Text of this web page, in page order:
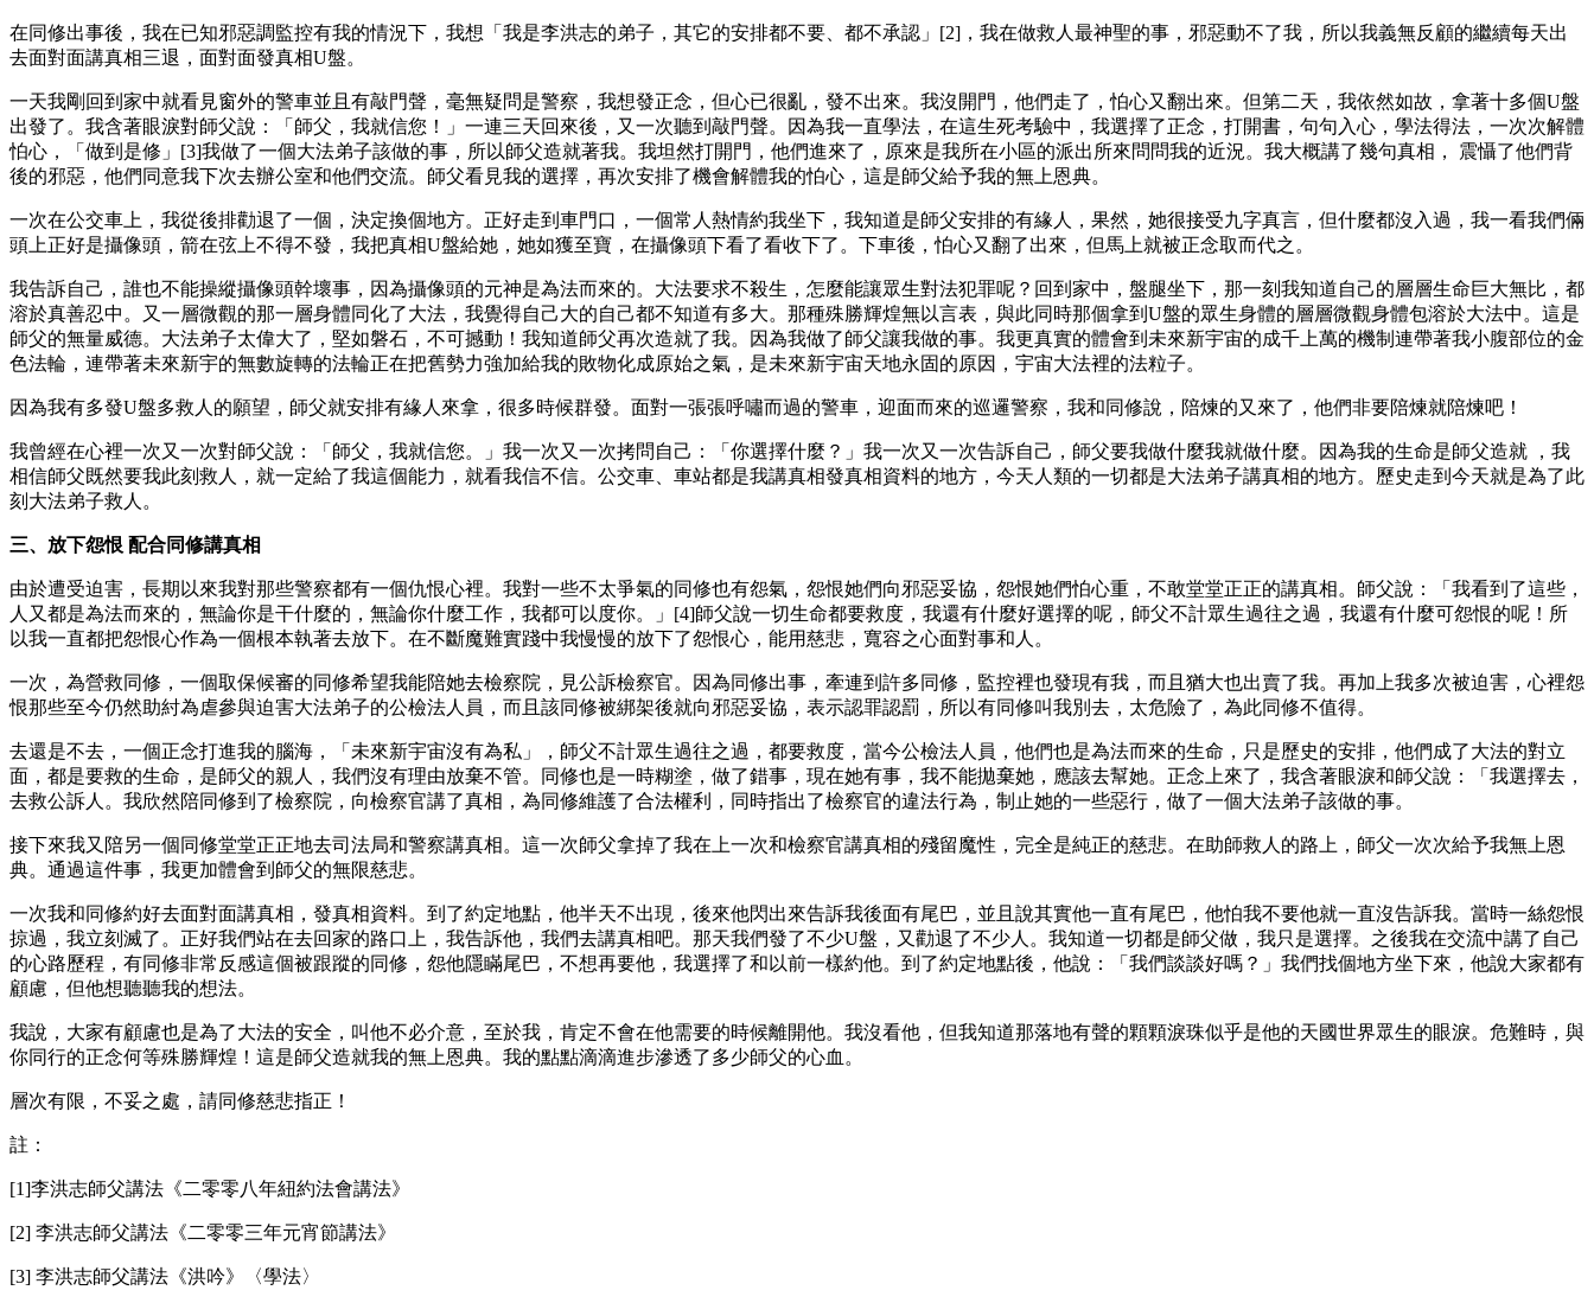
在同修出事後，我在已知邪惡調監控有我的情況下，我想「我是李洪志的弟子，其它的安排都不要、都不承認」[2]，我在做救人最神聖的事，邪惡動不了我，所以我義無反顧的繼續每天出
去面對面講真相三退，面對面發真相U盤。
一天我剛回到家中就看見窗外的警車並且有敲門聲，毫無疑問是警察，我想發正念，但心已很亂，發不出來。我沒開門，他們走了，怕心又翻出來。但第二天，我依然如故，拿著十多個U盤
出發了。我含著眼淚對師父說：「師父，我就信您！」一連三天回來後，又一次聽到敲門聲。因為我一直學法，在這生死考驗中，我選擇了正念，打開書，句句入心，學法得法，一次次解體
怕心，「做到是修」[3]我做了一個大法弟子該做的事，所以師父造就著我。我坦然打開門，他們進來了，原來是我所在小區的派出所來問問我的近況。我大概講了幾句真相， 震懾了他們背
後的邪惡，他們同意我下次去辦公室和他們交流。師父看見我的選擇，再次安排了機會解體我的怕心，這是師父給予我的無上恩典。
一次在公交車上，我從後排勸退了一個，決定換個地方。正好走到車門口，一個常人熱情約我坐下，我知道是師父安排的有緣人，果然，她很接受九字真言，但什麼都沒入過，我一看我們倆
頭上正好是攝像頭，箭在弦上不得不發，我把真相U盤給她，她如獲至寶，在攝像頭下看了看收下了。下車後，怕心又翻了出來，但馬上就被正念取而代之。
我告訴自己，誰也不能操縱攝像頭幹壞事，因為攝像頭的元神是為法而來的。大法要求不殺生，怎麼能讓眾生對法犯罪呢？回到家中，盤腿坐下，那一刻我知道自己的層層生命巨大無比，都
溶於真善忍中。又一層微觀的那一層身體同化了大法，我覺得自己大的自己都不知道有多大。那種殊勝輝煌無以言表，與此同時那個拿到U盤的眾生身體的層層微觀身體包溶於大法中。這是
師父的無量威德。大法弟子太偉大了，堅如磐石，不可撼動！我知道師父再次造就了我。因為我做了師父讓我做的事。我更真實的體會到未來新宇宙的成千上萬的機制連帶著我小腹部位的金
色法輪，連帶著未來新宇的無數旋轉的法輪正在把舊勢力強加給我的敗物化成原始之氣，是未來新宇宙天地永固的原因，宇宙大法裡的法粒子。
因為我有多發U盤多救人的願望，師父就安排有緣人來拿，很多時候群發。面對一張張呼嘯而過的警車，迎面而來的巡邏警察，我和同修說，陪煉的又來了，他們非要陪煉就陪煉吧！
我曾經在心裡一次又一次對師父說：「師父，我就信您。」我一次又一次拷問自己：「你選擇什麼？」我一次又一次告訴自己，師父要我做什麼我就做什麼。因為我的生命是師父造就 ，我
相信師父既然要我此刻救人，就一定給了我這個能力，就看我信不信。公交車、車站都是我講真相發真相資料的地方，今天人類的一切都是大法弟子講真相的地方。歷史走到今天就是為了此
刻大法弟子救人。
三、放下怨恨 配合同修講真相
由於遭受迫害，長期以來我對那些警察都有一個仇恨心裡。我對一些不太爭氣的同修也有怨氣，怨恨她們向邪惡妥協，怨恨她們怕心重，不敢堂堂正正的講真相。師父說：「我看到了這些，
人又都是為法而來的，無論你是干什麼的，無論你什麼工作，我都可以度你。」[4]師父說一切生命都要救度，我還有什麼好選擇的呢，師父不計眾生過往之過，我還有什麼可怨恨的呢！所
以我一直都把怨恨心作為一個根本執著去放下。在不斷魔難實踐中我慢慢的放下了怨恨心，能用慈悲，寬容之心面對事和人。
一次，為營救同修，一個取保候審的同修希望我能陪她去檢察院，見公訴檢察官。因為同修出事，牽連到許多同修，監控裡也發現有我，而且猶大也出賣了我。再加上我多次被迫害，心裡怨
恨那些至今仍然助紂為虐參與迫害大法弟子的公檢法人員，而且該同修被綁架後就向邪惡妥協，表示認罪認罰，所以有同修叫我別去，太危險了，為此同修不值得。
去還是不去，一個正念打進我的腦海，「未來新宇宙沒有為私」，師父不計眾生過往之過，都要救度，當今公檢法人員，他們也是為法而來的生命，只是歷史的安排，他們成了大法的對立
面，都是要救的生命，是師父的親人，我們沒有理由放棄不管。同修也是一時糊塗，做了錯事，現在她有事，我不能拋棄她，應該去幫她。正念上來了，我含著眼淚和師父說：「我選擇去，
去救公訴人。我欣然陪同修到了檢察院，向檢察官講了真相，為同修維護了合法權利，同時指出了檢察官的違法行為，制止她的一些惡行，做了一個大法弟子該做的事。
接下來我又陪另一個同修堂堂正正地去司法局和警察講真相。這一次師父拿掉了我在上一次和檢察官講真相的殘留魔性，完全是純正的慈悲。在助師救人的路上，師父一次次給予我無上恩
典。通過這件事，我更加體會到師父的無限慈悲。
一次我和同修約好去面對面講真相，發真相資料。到了約定地點，他半天不出現，後來他閃出來告訴我後面有尾巴，並且說其實他一直有尾巴，他怕我不要他就一直沒告訴我。當時一絲怨恨
掠過，我立刻滅了。正好我們站在去回家的路口上，我告訴他，我們去講真相吧。那天我們發了不少U盤，又勸退了不少人。我知道一切都是師父做，我只是選擇。之後我在交流中講了自己
的心路歷程，有同修非常反感這個被跟蹤的同修，怨他隱瞞尾巴，不想再要他，我選擇了和以前一樣約他。到了約定地點後，他說：「我們談談好嗎？」我們找個地方坐下來，他說大家都有
顧慮，但他想聽聽我的想法。
我說，大家有顧慮也是為了大法的安全，叫他不必介意，至於我，肯定不會在他需要的時候離開他。我沒看他，但我知道那落地有聲的顆顆淚珠似乎是他的天國世界眾生的眼淚。危難時，與
你同行的正念何等殊勝輝煌！這是師父造就我的無上恩典。我的點點滴滴進步滲透了多少師父的心血。
層次有限，不妥之處，請同修慈悲指正！
註：
[1]李洪志師父講法《二零零八年紐約法會講法》
[2] 李洪志師父講法《二零零三年元宵節講法》
[3] 李洪志師父講法《洪吟》〈學法〉